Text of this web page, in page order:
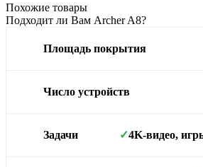
Похожие товары
Подходит ли Вам Archer A8?
Площадь покрытия
Число устройств
Задачи ✓4K-видео,